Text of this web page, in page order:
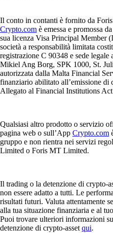
Il conto in contanti è fornito da
Crypto.com è emessa e promossa
sua licenza Visa Principal Member
società a responsabilità limitata
registrazione C 90348 e sede
Mikiel Ang Borg, SPK 1000, St.
autorizzata dalla Malta Financial
finanziario abilitato all’emissione di
Allegato al Financial Institutions
Qualsiasi altro prodotto o servizio
pagina web o sull’App Crypto.com
gruppo e non rientra nei servizi
Limited o Foris MT Limited.
Il trading o la detenzione di crypto-
non essere adatto a tutti. Le
risultati futuri. Valuta attentamente
alla tua situazione finanziaria e al
Puoi trovare ulteriori informazioni
detenzione di crypto-asset qui.